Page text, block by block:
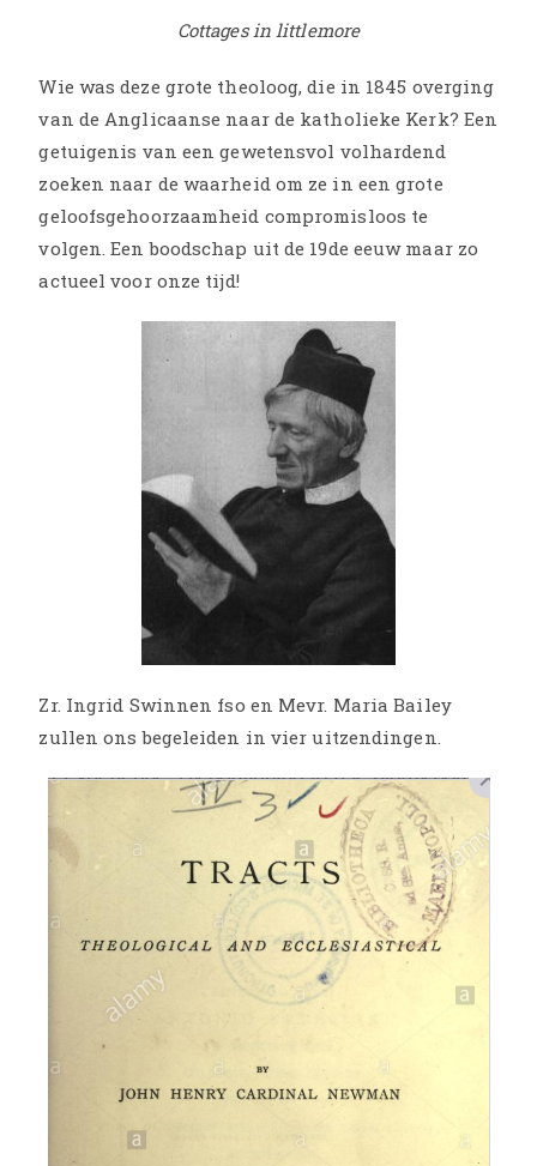
Cottages in littlemore
Wie was deze grote theoloog, die in 1845 overging
van de Anglicaanse naar de katholieke Kerk? Een
getuigenis van een gewetensvol volhardend
zoeken naar de waarheid om ze in een grote
geloofsgehoorzaamheid compromisloos te
volgen. Een boodschap uit de 19de eeuw maar zo
actueel voor onze tijd!
Zr. Ingrid Swinnen fso en Mevr. Maria Bailey
zullen ons begeleiden in vier uitzendingen.